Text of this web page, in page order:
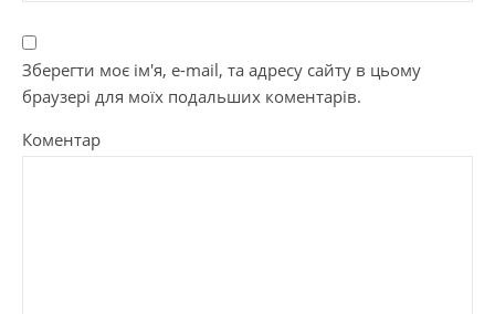
Зберегти моє ім'я, e-mail, та адресу сайту в цьому
браузері для моїх подальших коментарів.
Коментар